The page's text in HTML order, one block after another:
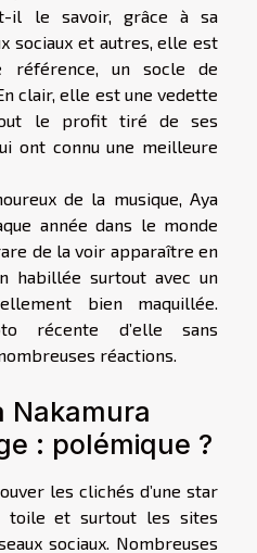
il le savoir, grâce à sa
sociaux et autres, elle est
référence, un socle de
clair, elle est une vedette
le profit tiré de ses
ont connu une meilleure
de la musique, Aya
année dans le monde
de la voir apparaître en
habillée surtout avec un
bien maquillée.
récente d’elle sans
réactions.
Nakamura
: polémique ?
les clichés d’une star
toile et surtout les sites
sociaux. Nombreuses